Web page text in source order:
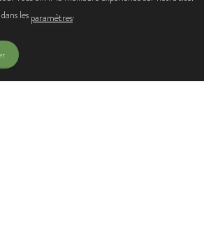
lettres d'infos de l'Office de Tourisme
les paramètres.